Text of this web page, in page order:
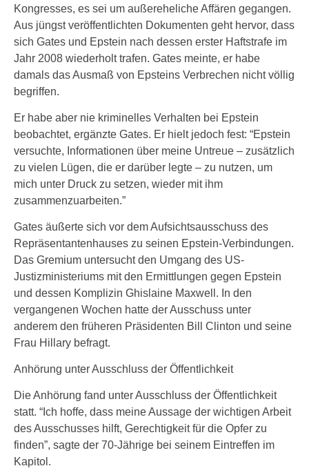
Kongresses, es sei um außereheliche Affären gegangen.
Aus jüngst veröffentlichten Dokumenten geht hervor, dass
sich Gates und Epstein nach dessen erster Haftstrafe im
Jahr 2008 wiederholt trafen. Gates meinte, er habe
damals das Ausmaß von Epsteins Verbrechen nicht völlig
begriffen.
Er habe aber nie kriminelles Verhalten bei Epstein
beobachtet, ergänzte Gates. Er hielt jedoch fest: “Epstein
versuchte, Informationen über meine Untreue – zusätzlich
zu vielen Lügen, die er darüber legte – zu nutzen, um
mich unter Druck zu setzen, wieder mit ihm
zusammenzuarbeiten.”
Gates äußerte sich vor dem Aufsichtsausschuss des
Repräsentantenhauses zu seinen Epstein-Verbindungen.
Das Gremium untersucht den Umgang des US-
Justizministeriums mit den Ermittlungen gegen Epstein
und dessen Komplizin Ghislaine Maxwell. In den
vergangenen Wochen hatte der Ausschuss unter
anderem den früheren Präsidenten Bill Clinton und seine
Frau Hillary befragt.
Anhörung unter Ausschluss der Öffentlichkeit
Die Anhörung fand unter Ausschluss der Öffentlichkeit
statt. “Ich hoffe, dass meine Aussage der wichtigen Arbeit
des Ausschusses hilft, Gerechtigkeit für die Opfer zu
finden”, sagte der 70-Jährige bei seinem Eintreffen im
Kapitol.